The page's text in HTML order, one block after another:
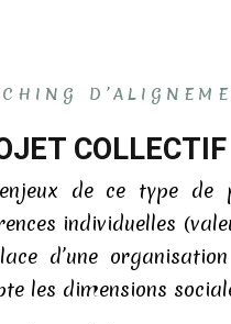
COLLECTIF
de ce type de
individuelles
d’une
les dimensions